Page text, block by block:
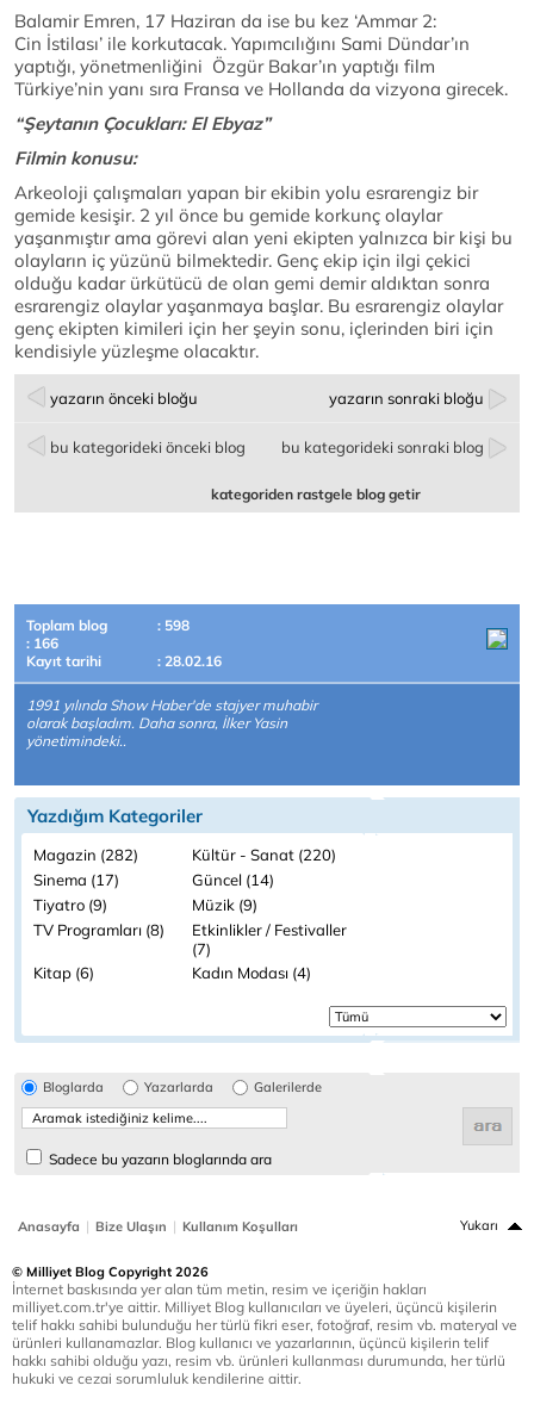
Balamir Emren, 17 Haziran da ise bu kez ‘Ammar 2:
Cin İstilası’ ile korkutacak. Yapımcılığını Sami Dündar’ın
yaptığı, yönetmenliğini Özgür Bakar’ın yaptığı film
Türkiye’nin yanı sıra Fransa ve Hollanda da vizyona girecek.
“Şeytanın Çocukları: El Ebyaz”
Filmin konusu:
Arkeoloji çalışmaları yapan bir ekibin yolu esrarengiz bir
gemide kesişir. 2 yıl önce bu gemide korkunç olaylar
yaşanmıştır ama görevi alan yeni ekipten yalnızca bir kişi bu
olayların iç yüzünü bilmektedir. Genç ekip için ilgi çekici
olduğu kadar ürkütücü de olan gemi demir aldıktan sonra
esrarengiz olaylar yaşanmaya başlar. Bu esrarengiz olaylar
genç ekipten kimileri için her şeyin sonu, içlerinden biri için
kendisiyle yüzleşme olacaktır.
yazarın önceki bloğu yazarın sonraki bloğu
bu kategorideki önceki blog bu kategorideki sonraki blog
kategoriden rastgele blog getir
Toplam blog
: 598
: 166
Kayıt tarihi
: 28.02.16
1991 yılında Show Haber'de stajyer muhabir
olarak başladım. Daha sonra, İlker Yasin
yönetimindeki..
Yazdığım Kategoriler
Magazin (282)
Kültür - Sanat (220)
Sinema (17)
Güncel (14)
Tiyatro (9)
Müzik (9)
TV Programları (8)
Etkinlikler / Festivaller
(7)
Kitap (6) Kadın Modası (4)
Bloglarda Yazarlarda Galerilerde
Sadece bu yazarın bloglarında ara
Anasayfa | Bize Ulaşın | Kullanım Koşulları Yukarı
© Milliyet Blog Copyright 2026
İnternet baskısında yer alan tüm metin, resim ve içeriğin hakları
milliyet.com.tr'ye aittir. Milliyet Blog kullanıcıları ve üyeleri, üçüncü kişilerin
telif hakkı sahibi bulunduğu her türlü fikri eser, fotoğraf, resim vb. materyal ve
ürünleri kullanamazlar. Blog kullanıcı ve yazarlarının, üçüncü kişilerin telif
hakkı sahibi olduğu yazı, resim vb. ürünleri kullanması durumunda, her türlü
hukuki ve cezai sorumluluk kendilerine aittir.